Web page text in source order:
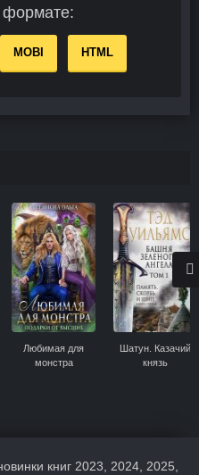
формате:
MOBI HTML
Любимая для
монстра
Шатун. Казачий
князь
книг 2023, 2024, 2025,